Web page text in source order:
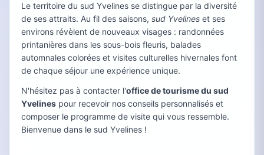
Le territoire du sud Yvelines se distingue par la diversité
de ses attraits. Au fil des saisons, sud Yvelines et ses
environs révèlent de nouveaux visages : randonnées
printanières dans les sous-bois fleuris, balades
automnales colorées et visites culturelles hivernales font
de chaque séjour une expérience unique.
N'hésitez pas à contacter l'office de tourisme du sud
Yvelines pour recevoir nos conseils personnalisés et
composer le programme de visite qui vous ressemble.
Bienvenue dans le sud Yvelines !